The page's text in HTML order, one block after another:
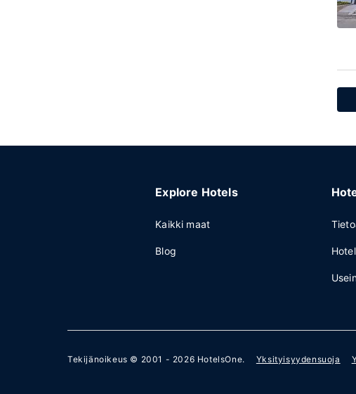
Explore Hotels
Kaikki maat
Blog
Tekijänoikeus © 2001 - 2026 HotelsOne. Yksityisyydensuoja